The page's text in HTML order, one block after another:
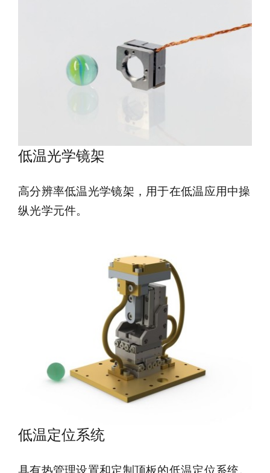
低温光学镜架
高分辨率低温光学镜架，用于在低温应用中操
纵光学元件。
低温定位系统
具有热管理设置和定制顶板的低温定位系统。